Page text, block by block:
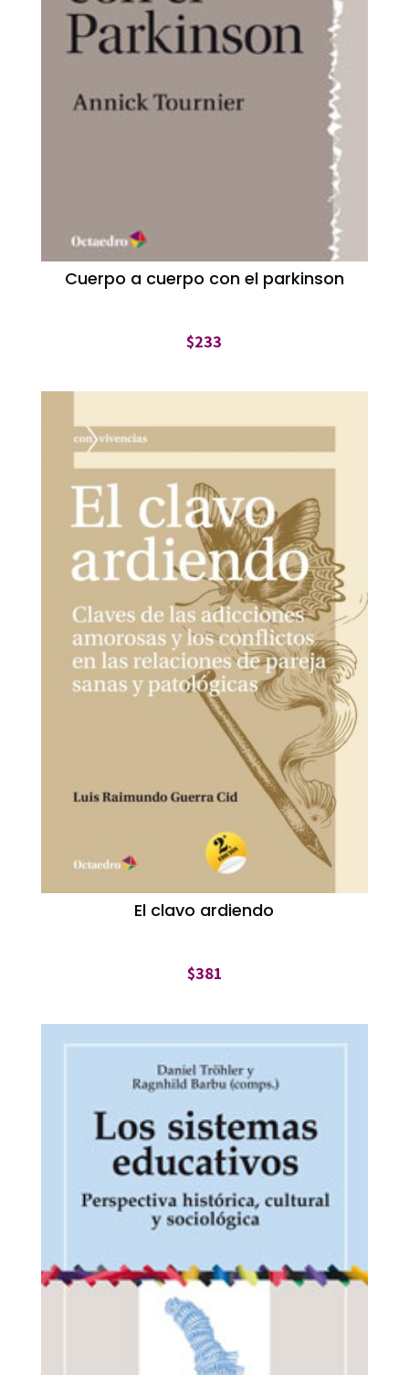
Cuerpo a cuerpo con el parkinson
$233
El clavo ardiendo
$381